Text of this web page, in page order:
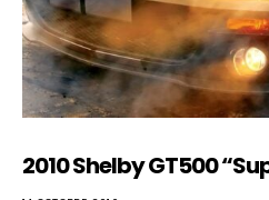
2010 Shelby GT500